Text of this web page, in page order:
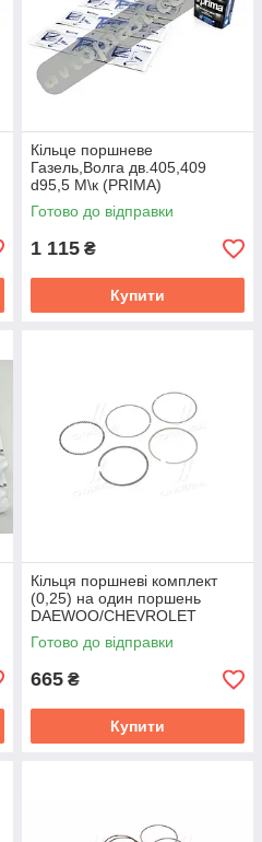
Кiльце поршневе
Газель,Волга дв.405,409
d95,5 М\к (PRIMA)
405.1000100
Готово до відправки
1 115 ₴
Купити
Кільця поршневі комплект
(0,25) на один поршень
DAEWOO/CHEVROLET
MATIZ/SPARK, AVEO (вир-во
GM) 96611459
Готово до відправки
665 ₴
Купити